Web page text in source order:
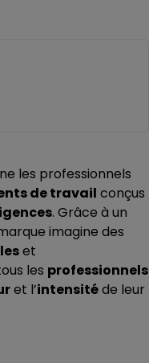
les professionnels
de travail conçus
. Grâce à un
imagine des
et
les professionnels
et l’intensitéde leur